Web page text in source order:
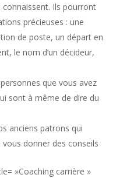
Ils pourront
précieuses : une
de poste, un départ en
le nom d’un décideur,
que vous avez
sont à même de dire du
anciens patrons qui
donner des conseils
»Coaching carrière »